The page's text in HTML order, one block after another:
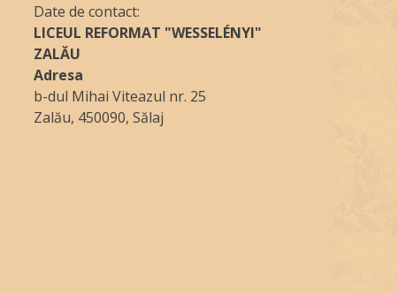
Date de contact:
LICEUL REFORMAT "WESSELÉNYI"
ZALĂU
Adresa
b-dul Mihai Viteazul nr. 25
Zalău, 450090, Sălaj